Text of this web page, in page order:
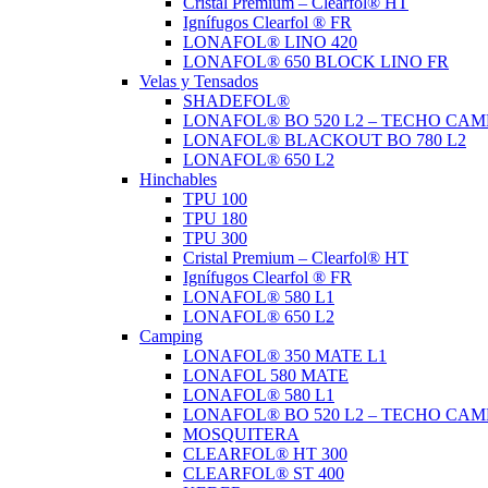
Ignífugos Clearfol ® FR
LONAFOL® LINO 420
LONAFOL® 650 BLOCK LINO FR
Velas y Tensados
SHADEFOL®
LONAFOL® BO 520 L2 – TECHO
LONAFOL® BLACKOUT BO 780 L2
LONAFOL® 650 L2
Hinchables
TPU 100
TPU 180
TPU 300
Cristal Premium – Clearfol® HT
Ignífugos Clearfol ® FR
LONAFOL® 580 L1
LONAFOL® 650 L2
Camping
LONAFOL® 350 MATE L1
LONAFOL 580 MATE
LONAFOL® 580 L1
LONAFOL® BO 520 L2 – TECHO
MOSQUITERA
CLEARFOL® HT 300
CLEARFOL® ST 400